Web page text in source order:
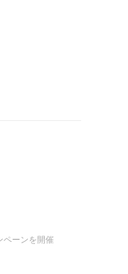
ペーンを開催